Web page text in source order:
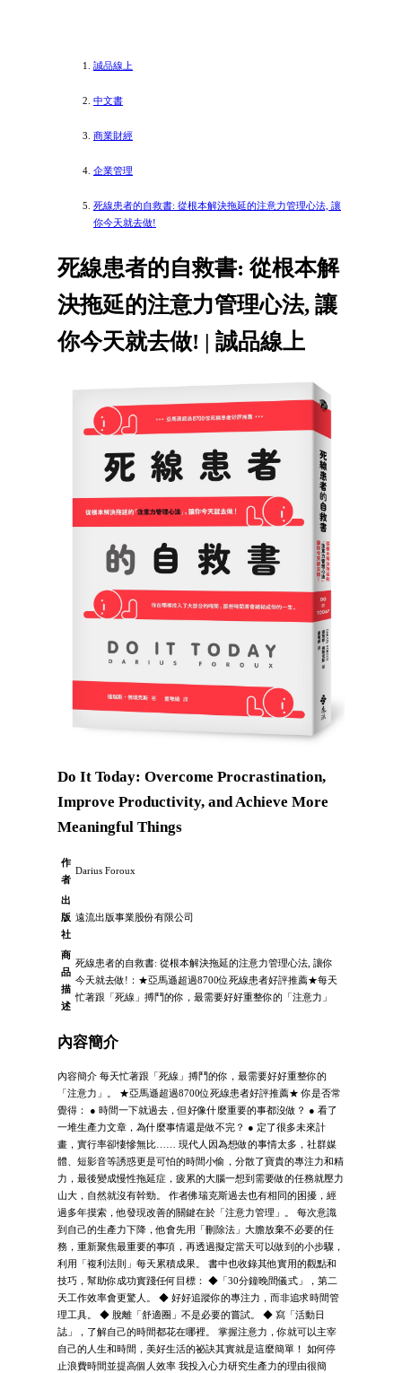
誠品線上
中文書
商業財經
企業管理
死線患者的自救書: 從根本解決拖延的注意力管理心法, 讓
你今天就去做!
死線患者的自救書: 從根本解
決拖延的注意力管理心法, 讓
你今天就去做! | 誠品線上
Do It Today: Overcome Procrastination,
Improve Productivity, and Achieve More
Meaningful Things
作
者
Darius Foroux
出
版
社
遠流出版事業股份有限公司
商
品
描
述
死線患者的自救書: 從根本解決拖延的注意力管理心法, 讓你
今天就去做!：★亞馬遜超過8700位死線患者好評推薦★每天
忙著跟「死線」搏鬥的你，最需要好好重整你的「注意力」
內容簡介
內容簡介 每天忙著跟「死線」搏鬥的你，最需要好好重整你的
「注意力」。 ★亞馬遜超過8700位死線患者好評推薦★ 你是否常
覺得： ● 時間一下就過去，但好像什麼重要的事都沒做？ ● 看了
一堆生產力文章，為什麼事情還是做不完？ ● 定了很多未來計
畫，實行率卻悽慘無比…… 現代人因為想做的事情太多，社群媒
體、短影音等誘惑更是可怕的時間小偷，分散了寶貴的專注力和精
力，最後變成慢性拖延症，疲累的大腦一想到需要做的任務就壓力
山大，自然就沒有幹勁。 作者佛瑞克斯過去也有相同的困擾，經
過多年摸索，他發現改善的關鍵在於「注意力管理」。 每次意識
到自己的生產力下降，他會先用「刪除法」大膽放棄不必要的任
務，重新聚焦最重要的事項，再透過擬定當天可以做到的小步驟，
利用「複利法則」每天累積成果。 書中也收錄其他實用的觀點和
技巧，幫助你成功實踐任何目標： ◆「30分鐘晚間儀式」，第二
天工作效率會更驚人。 ◆ 好好追蹤你的專注力，而非追求時間管
理工具。 ◆ 脫離「舒適圈」不是必要的嘗試。 ◆ 寫「活動日
誌」，了解自己的時間都花在哪裡。 掌握注意力，你就可以主宰
自己的人生和時間，美好生活的祕訣其實就是這麼簡單！ 如何停
止浪費時間並提高個人效率 我投入心力研究生產力的理由很簡